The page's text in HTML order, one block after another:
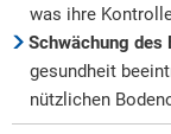
was ihre
Schwächung des
gesundheit
nützlichen